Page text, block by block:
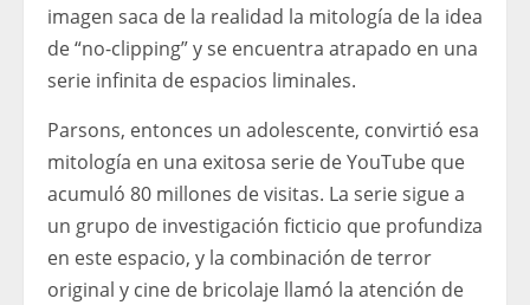
imagen saca de la realidad la mitología de la idea
de “no-clipping” y se encuentra atrapado en una
serie infinita de espacios liminales.
Parsons, entonces un adolescente, convirtió esa
mitología en una exitosa serie de YouTube que
acumuló 80 millones de visitas. La serie sigue a
un grupo de investigación ficticio que profundiza
en este espacio, y la combinación de terror
original y cine de bricolaje llamó la atención de